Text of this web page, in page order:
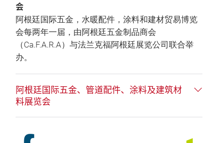
会
阿根廷国际五金，水暖配件，涂料和建材贸易博览
会每两年一届，由阿根廷五金制品商会
（Ca.F.A.R.A）与法兰克福阿根廷展览公司联合举
办。
阿根廷国际五金、管道配件、涂料及建筑材
料展览会